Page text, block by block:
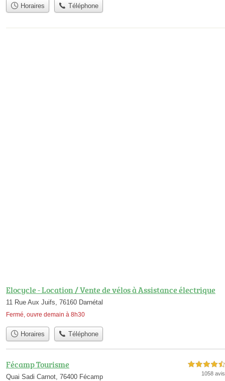
Horaires Téléphone
Elocycle - Location / Vente de vélos à Assistance électrique
11 Rue Aux Juifs, 76160 Darnétal
Fermé, ouvre demain à 8h30
Horaires Téléphone
Fécamp Tourisme
Quai Sadi Carnot, 76400 Fécamp
4,5 étoiles sur 5
1058 avis